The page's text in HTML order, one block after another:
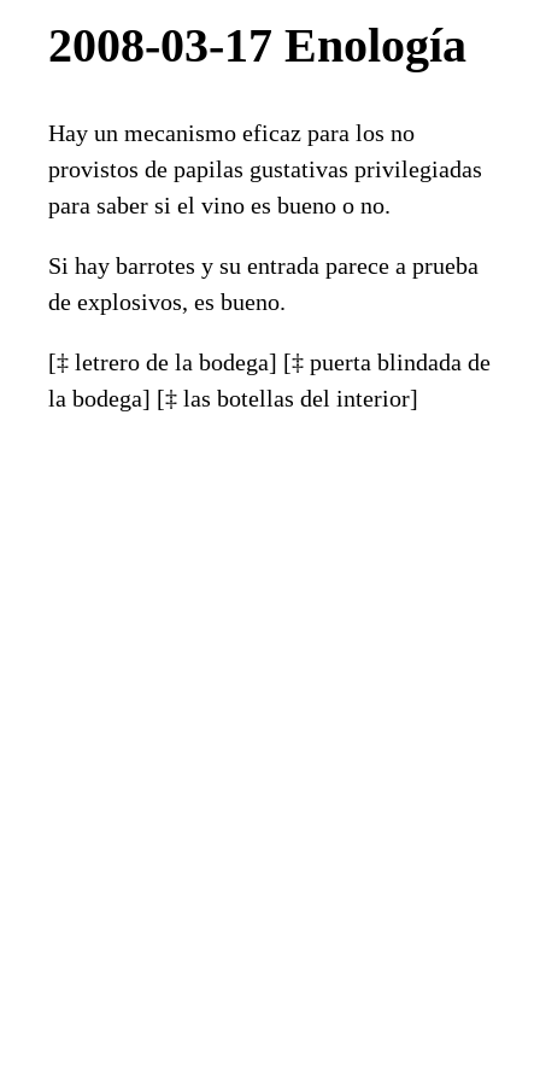
2008-03-17 Enología
Hay un mecanismo eficaz para los no
provistos de papilas gustativas privilegiadas
para saber si el vino es bueno o no.
Si hay barrotes y su entrada parece a prueba
de explosivos, es bueno.
[‡ letrero de la bodega] [‡ puerta blindada de
la bodega] [‡ las botellas del interior]